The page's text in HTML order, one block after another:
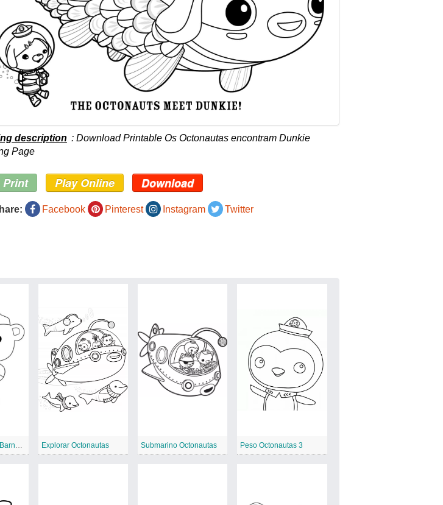
description : Download Printable Os Octonautas encontram Dunkie
Page
Print Play Online Download
Facebook Pinterest Instagram Twitter
Explorar Octonautas Submarino Octonautas Peso Octonautas 3